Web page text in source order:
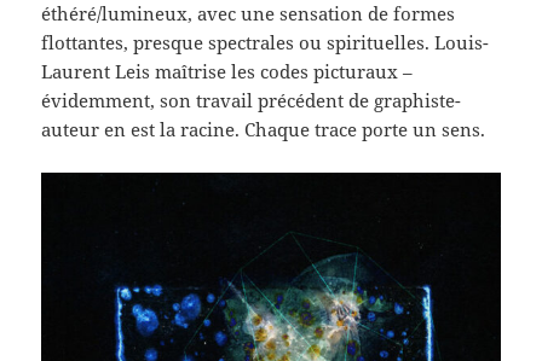
éthéré/lumineux, avec une sensation de formes
flottantes, presque spectrales ou spirituelles. Louis-
Laurent Leis maîtrise les codes picturaux –
évidemment, son travail précédent de graphiste-
auteur en est la racine. Chaque trace porte un sens.